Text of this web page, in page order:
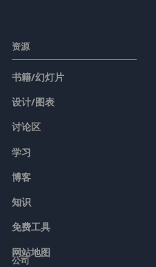
资源
书籍/幻灯片
设计/图表
讨论区
学习
博客
知识
免费工具
网站地图
公司